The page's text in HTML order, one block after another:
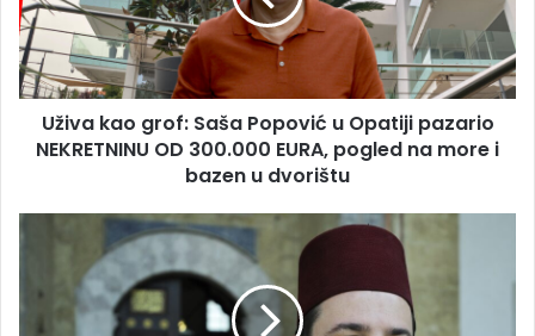
u
Opatiji
pazario
NEKRETNINU
300.000
na
bazen
Uživa kao grof: Saša Popović u Opatiji pazario
NEKRETNINU OD 300.000 EURA, pogled na more i
bazen u dvorištu
munare
Begove